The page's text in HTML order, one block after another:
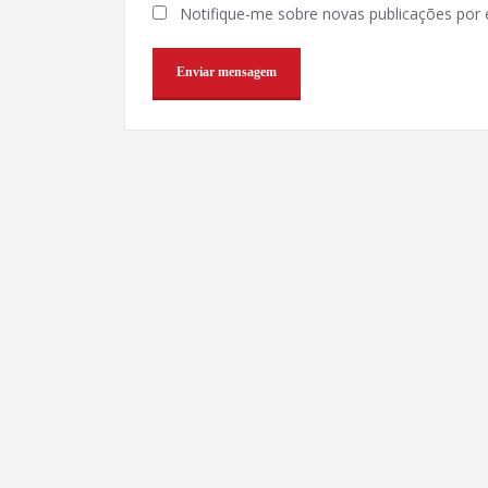
Notifique-me sobre novas publicações por